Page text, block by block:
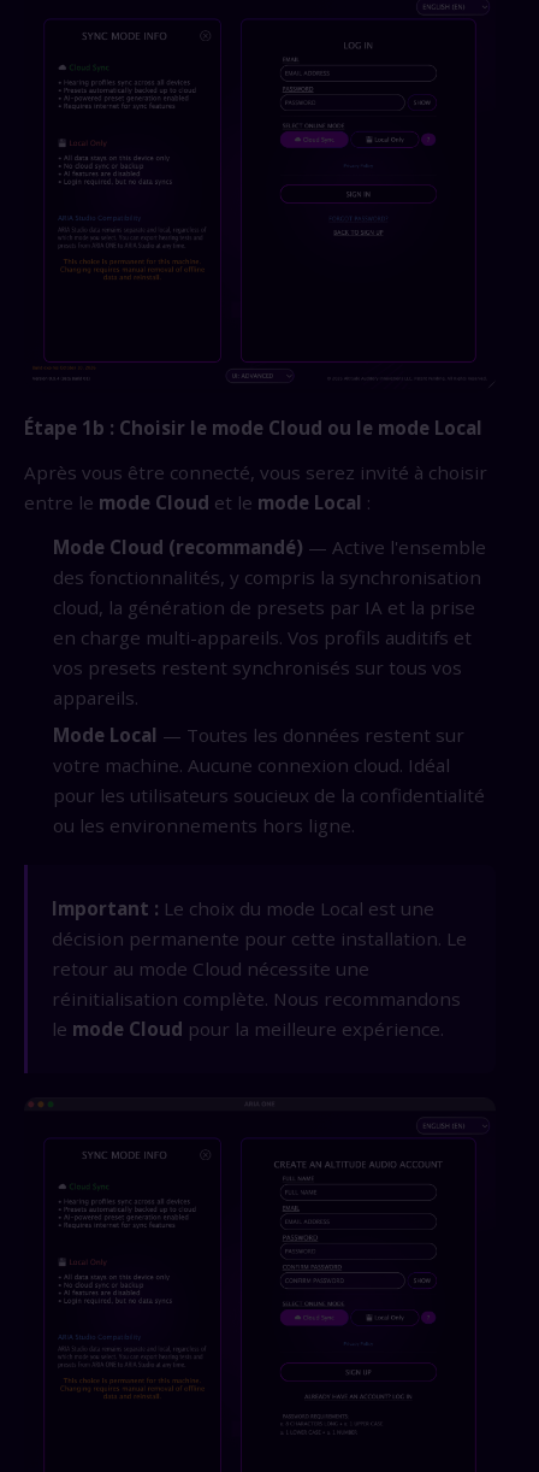
Étape 1b : Choisir le mode Cloud ou le mode Local
Après vous être connecté, vous serez invité à choisir
entre le mode Cloud et le mode Local :
Mode Cloud (recommandé) — Active l'ensemble
des fonctionnalités, y compris la synchronisation
cloud, la génération de presets par IA et la prise
en charge multi-appareils. Vos profils auditifs et
vos presets restent synchronisés sur tous vos
appareils.
Mode Local — Toutes les données restent sur
votre machine. Aucune connexion cloud. Idéal
pour les utilisateurs soucieux de la confidentialité
ou les environnements hors ligne.
Important : Le choix du mode Local est une
décision permanente pour cette installation. Le
retour au mode Cloud nécessite une
réinitialisation complète. Nous recommandons
le mode Cloud pour la meilleure expérience.